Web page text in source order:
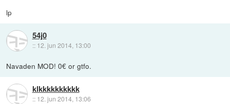
lp
54j0
:: 12. jun 2014, 13:00
Navaden MOD! 0€ or gtfo.
klkkkkkkkkkk
:: 12. jun 2014, 13:06